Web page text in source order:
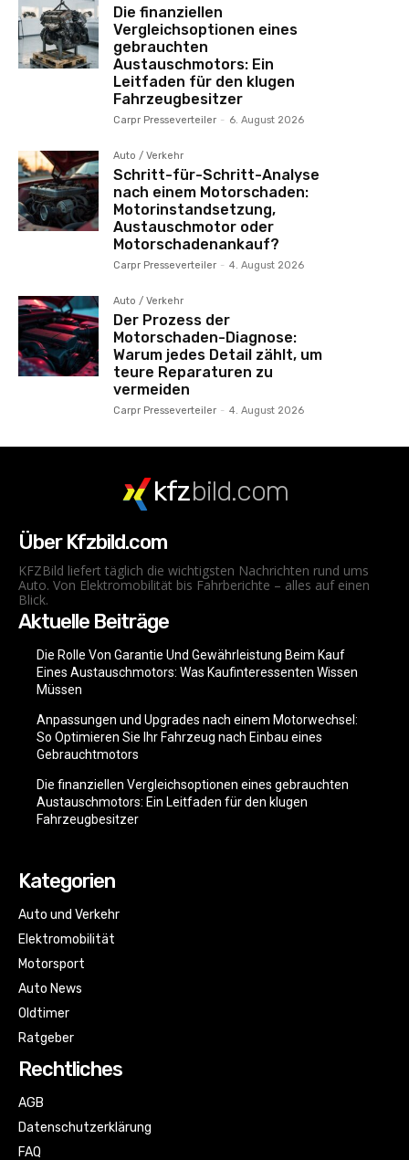
Die finanziellen
Vergleichsoptionen eines
gebrauchten
Austauschmotors: Ein
Leitfaden für den klugen
Fahrzeugbesitzer
Carpr Presseverteiler - 6. August 2026
Auto / Verkehr
Schritt-für-Schritt-Analyse
nach einem Motorschaden:
Motorinstandsetzung,
Austauschmotor oder
Motorschadenankauf?
Carpr Presseverteiler - 4. August 2026
Auto / Verkehr
Der Prozess der
Motorschaden-Diagnose:
Warum jedes Detail zählt, um
teure Reparaturen zu
vermeiden
Carpr Presseverteiler - 4. August 2026
kfzbild.com
Über Kfzbild.com
KFZBild liefert täglich die wichtigsten Nachrichten rund ums
Auto. Von Elektromobilität bis Fahrberichte – alles auf einen
Blick.
Aktuelle Beiträge
Die Rolle Von Garantie Und Gewährleistung Beim Kauf
Eines Austauschmotors: Was Kaufinteressenten Wissen
Müssen
Anpassungen und Upgrades nach einem Motorwechsel:
So Optimieren Sie Ihr Fahrzeug nach Einbau eines
Gebrauchtmotors
Die finanziellen Vergleichsoptionen eines gebrauchten
Austauschmotors: Ein Leitfaden für den klugen
Fahrzeugbesitzer
Kategorien
Auto und Verkehr
Elektromobilität
Motorsport
Auto News
Oldtimer
Ratgeber
Rechtliches
AGB
Datenschutzerklärung
FAQ